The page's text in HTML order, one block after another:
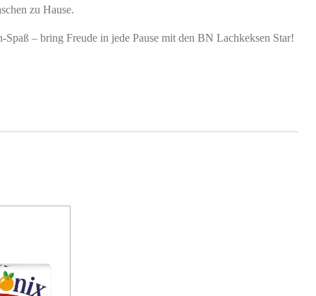
zu Hause.
– bring Freude in jede Pause mit den BN Lachkeksen Star!